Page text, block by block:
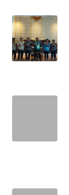
WN
SERAMBI
WN
SULTENG